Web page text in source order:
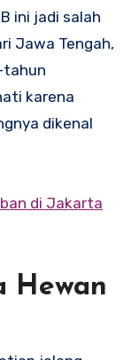
ini jadi salah
Jawa Tengah,
tahun
karena
dikenal
di Jakarta
Hewan